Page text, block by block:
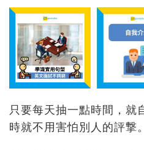
只要每天抽一點時間，就
時就不用害怕別人的評撃。